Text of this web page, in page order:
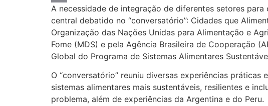
Email
A necessidade de integração de diferentes setores
central debatido no “conversatório”: Cidades que
Organização das Nações Unidas para Alimentação e
Fome (MDS) e pela Agência Brasileira de Cooperação
Global do Programa de Sistemas Alimentares
O “conversatório” reuniu diversas experiências
sistemas alimentares mais sustentáveis, resilientes e
problema, além de experiências da Argentina e do Peru.